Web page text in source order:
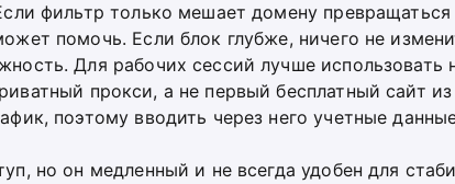
фильтр только мешает домену превращаться
помочь. Если блок глубже, ничего не
Для рабочих сессий лучше использовать
прокси, а не первый бесплатный сайт
поэтому вводить через него учетные
но он медленный и не всегда удобен для